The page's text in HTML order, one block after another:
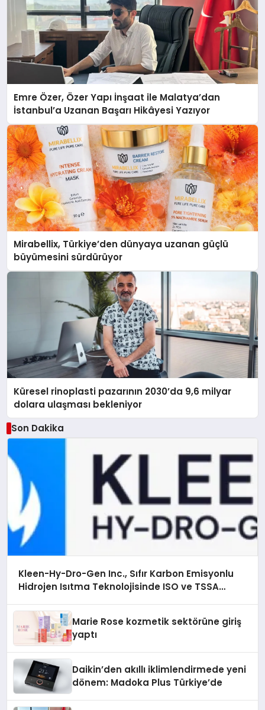
Emre Özer, Özer Yapı İnşaat ile Malatya’dan
İstanbul’a Uzanan Başarı Hikâyesi Yazıyor
Mirabellix, Türkiye’den dünyaya uzanan güçlü
büyümesini sürdürüyor
Küresel rinoplasti pazarının 2030’da 9,6 milyar
dolara ulaşması bekleniyor
Son Dakika
Kleen-Hy-Dro-Gen Inc., Sıfır Karbon Emisyonlu
Hidrojen Isıtma Teknolojisinde ISO ve TSSA
Marie Rose kozmetik sektörüne giriş
yaptı
Daikin’den akıllı iklimlendirmede yeni
dönem: Madoka Plus Türkiye’de